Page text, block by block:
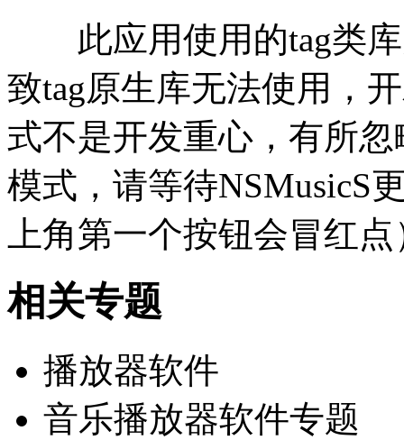
此应用使用的tag类库
致tag原生库无法使用，
式不是开发重心，有所
模式，请等待NSMusicS
上角第一个按钮会冒红
相关专题
播放器软件
音乐播放器软件专题